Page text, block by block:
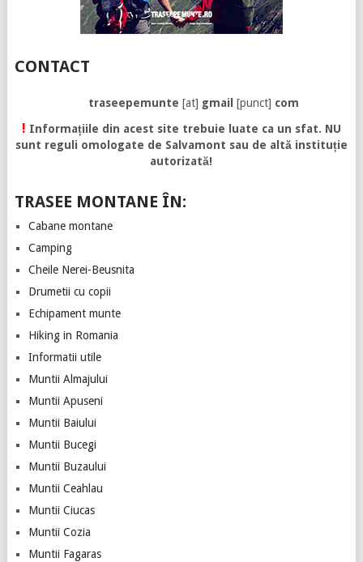
CONTACT
traseepemunte [at] gmail [punct] com
! Informațiile din acest site trebuie luate ca un sfat. NU
sunt reguli omologate de Salvamont sau de altă instituție
autorizată!
TRASEE MONTANE ÎN:
Cabane montane
Camping
Cheile Nerei-Beusnita
Drumetii cu copii
Echipament munte
Hiking in Romania
Informatii utile
Muntii Almajului
Muntii Apuseni
Muntii Baiului
Muntii Bucegi
Muntii Buzaului
Muntii Ceahlau
Muntii Ciucas
Muntii Cozia
Muntii Fagaras